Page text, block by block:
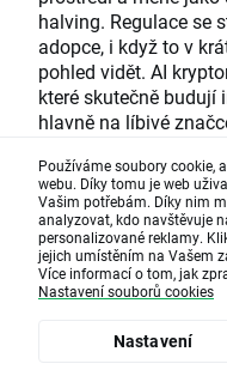
Používáme soubory cookie,
webu. Díky tomu je web
Vašim potřebám. Díky nim
analyzovat, kdo navštěvuje
personalizované reklamy.
jejich umístěním na Vašem
Více informací o tom, jak
Nastavení souborů cookies
Nastavení